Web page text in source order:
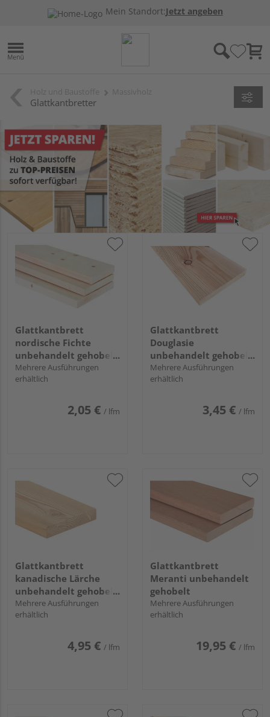
Mein Standort:Jetzt angeben
Glattkantbretter
Glattkantbrett
nordische Fichte
unbehandelt gehobelt
u/s hobelfallend
Mehrere Ausführungen
erhältlich
2,05 € / lfm
Glattkantbrett
Douglasie
unbehandelt gehobelt
hobelfallend
Mehrere Ausführungen
erhältlich
3,45 € / lfm
Glattkantbrett
kanadische Lärche
unbehandelt gehobelt
hobelfallend
Mehrere Ausführungen
erhältlich
4,95 € / lfm
Glattkantbrett
Meranti unbehandelt
gehobelt
Mehrere Ausführungen
erhältlich
19,95 € / lfm